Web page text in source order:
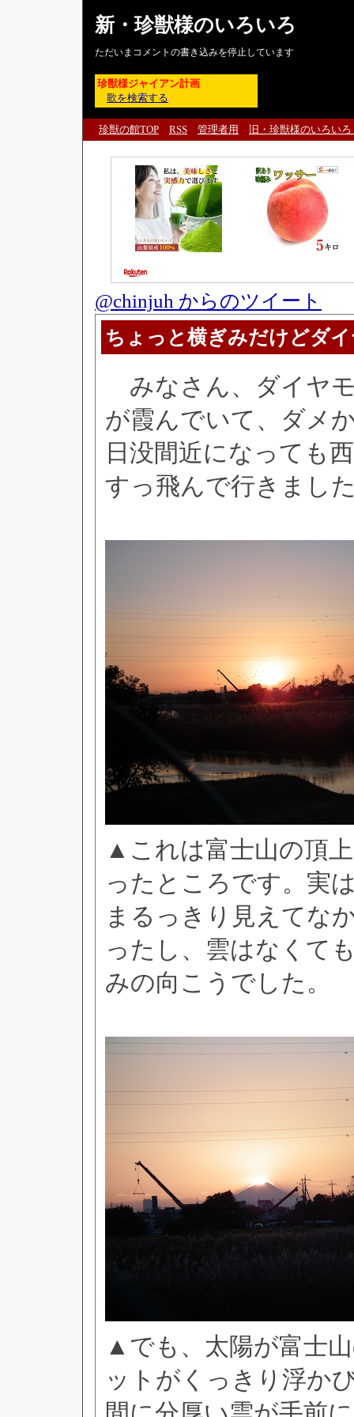
新・珍獣様のいろいろ
ただいまコメントの書き込みを停止しています
珍獣様ジャイアン計画
歌を検索する
珍獣の館TOP RSS 管理者用 旧・珍獣様のいろい
@chinjuh からのツイート
ちょっと横ぎみだけどダ
みなさん、ダイヤ
が霞んでいて、ダメ
日没間近になっても
すっ飛んで行きまし
▲これは富士山の頂
ったところです。実
まるっきり見えてな
ったし、雲はなくて
みの向こうでした。
▲でも、太陽が富士
ットがくっきり浮か